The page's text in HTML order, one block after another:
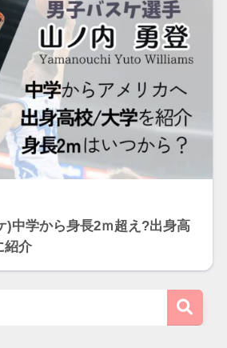
)中学から身長2ｍ超え?出身高
紹介